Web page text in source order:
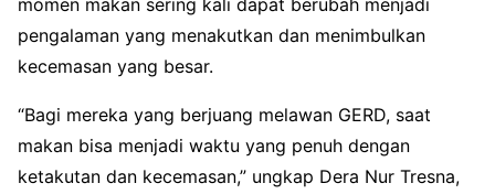
pengalaman yang menakutkan dan menimbulkan
kecemasan yang besar.
“Bagi mereka yang berjuang melawan GERD, saat
makan bisa menjadi waktu yang penuh dengan
ketakutan dan kecemasan,” ungkap Dera Nur Tresna,